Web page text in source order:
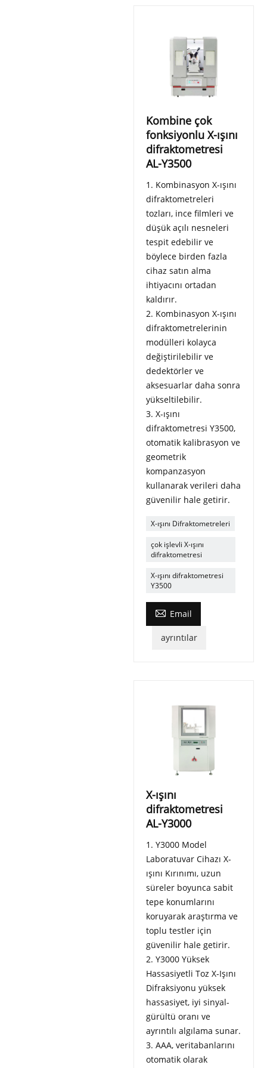
Kombine çok
fonksiyonlu X-ışını
difraktometresi
AL-Y3500
1. Kombinasyon X-ışını
difraktometreleri
tozları, ince filmleri ve
düşük açılı nesneleri
tespit edebilir ve
böylece birden fazla
cihaz satın alma
ihtiyacını ortadan
kaldırır.
2. Kombinasyon X-ışını
difraktometrelerinin
modülleri kolayca
değiştirilebilir ve
dedektörler ve
aksesuarlar daha sonra
yükseltilebilir.
3. X-ışını
difraktometresi Y3500,
otomatik kalibrasyon ve
geometrik
kompanzasyon
kullanarak verileri daha
güvenilir hale getirir.
X-ışını Difraktometreleri
çok işlevli X-ışını
difraktometresi
X-ışını difraktometresi
Y3500
 Email
ayrıntılar
X-ışını
difraktometresi
AL-Y3000
1. Y3000 Model
Laboratuvar Cihazı X-
ışını Kırınımı, uzun
süreler boyunca sabit
tepe konumlarını
koruyarak araştırma ve
toplu testler için
güvenilir hale getirir.
2. Y3000 Yüksek
Hassasiyetli Toz X-Işını
Difraksiyonu yüksek
hassasiyet, iyi sinyal-
gürültü oranı ve
ayrıntılı algılama sunar.
3. AAA, veritabanlarını
otomatik olarak